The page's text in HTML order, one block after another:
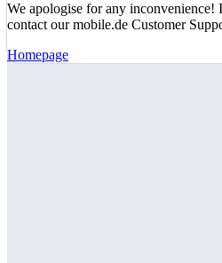
We apologise for any inconvenience!
contact our mobile.de Customer
Homepage